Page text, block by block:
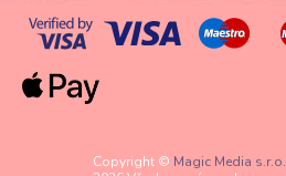
Copyright © Magic Media s.r.o.